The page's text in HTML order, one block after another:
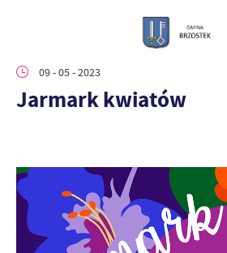
09 - 05 - 2023
Jarmark kwiatów